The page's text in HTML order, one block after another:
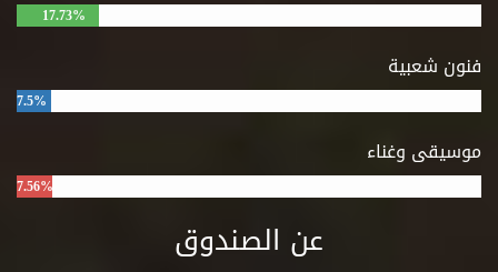
17.73%
فنون شعبية
7.5%
موسيقى وغناء
7.56%
عن الصندوق